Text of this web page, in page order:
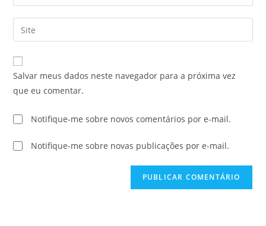
Salvar meus dados neste navegador para a próxima vez
que eu comentar.
Notifique-me sobre novos comentários por e-mail.
Notifique-me sobre novas publicações por e-mail.